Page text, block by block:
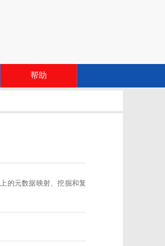
帮助
的元数据映射、挖掘和复